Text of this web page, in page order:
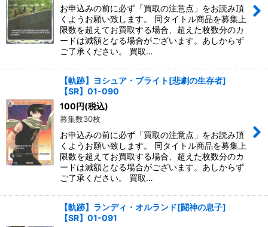
お申込みの前に必ず「買取の注意点」をお読み頂
くようお願い致します。 同タイトル商品を募集上
限数を超えてお買取する場合、超えた枚数分のカ
ードは減額となる場合がございます。あしからず
ご了承ください。 買取…
【軌跡】ヨシュア・ブライト[悲劇の生存者]
【SR】01-090
100円(税込)
募集数30枚
お申込みの前に必ず「買取の注意点」をお読み頂
くようお願い致します。 同タイトル商品を募集上
限数を超えてお買取する場合、超えた枚数分のカ
ードは減額となる場合がございます。あしからず
ご了承ください。 買取…
【軌跡】ランディ・オルランド[闘神の息子]
【SR】01-091